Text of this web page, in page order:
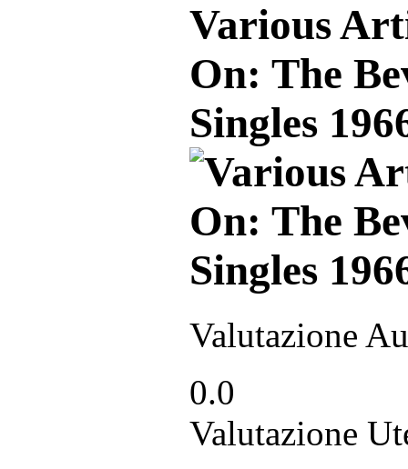
Various
On: The
Singles
Valutazione
0.0
Valutazione